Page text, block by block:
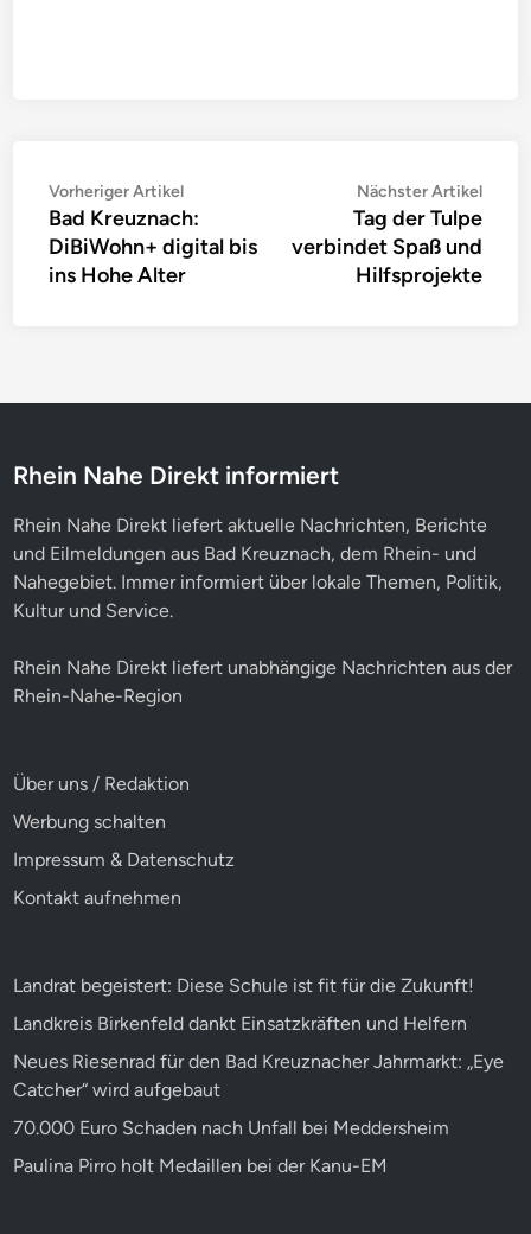
Beitragsnavigation
Vorheriger ArtikelVorheriger
Artikel:
Bad Kreuznach:
DiBiWohn+ digital bis
ins Hohe Alter
Nächster Artikel
Tag der Tulpe
verbindet Spaß und
Hilfsprojekte
Rhein Nahe Direkt informiert
Rhein Nahe Direkt liefert aktuelle Nachrichten, Berichte
und Eilmeldungen aus Bad Kreuznach, dem Rhein- und
Nahegebiet. Immer informiert über lokale Themen, Politik,
Kultur und Service.
Rhein Nahe Direkt liefert unabhängige Nachrichten aus der
Rhein-Nahe-Region
Über uns / Redaktion
Werbung schalten
Impressum & Datenschutz
Kontakt aufnehmen
Landrat begeistert: Diese Schule ist fit für die Zukunft!
Landkreis Birkenfeld dankt Einsatzkräften und Helfern
Neues Riesenrad für den Bad Kreuznacher Jahrmarkt: „Eye
Catcher“ wird aufgebaut
70.000 Euro Schaden nach Unfall bei Meddersheim
Paulina Pirro holt Medaillen bei der Kanu-EM